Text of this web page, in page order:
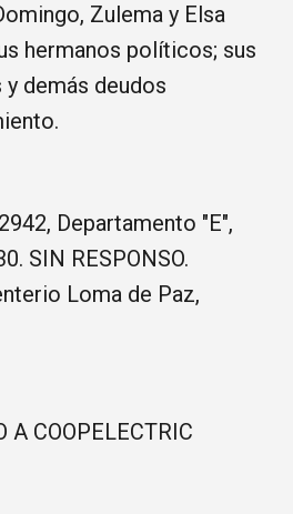
Zulema y Elsa
hermanos políticos; sus
demás deudos
Departamento "E",
SIN RESPONSO.
Loma de Paz,
A COOPELECTRIC